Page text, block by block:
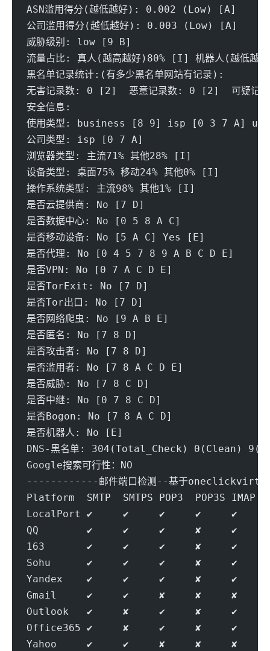
ASN滥用得分(越低越好): 0.002 (Low) [A]
公司滥用得分(越低越好): 0.003 (Low) [A]
威胁级别: low [9 B]
流量占比: 真人(越高越好)80% [I] 机器人(越低越
黑名单记录统计:(有多少黑名单网站有记录):
无害记录数: 0 [2]  恶意记录数: 0 [2]  可疑
安全信息:
使用类型: business [8 9] isp [0 3 7 A]
公司类型: isp [0 7 A]
浏览器类型: 主流71% 其他28% [I]
设备类型: 桌面75% 移动24% 其他0% [I]
操作系统类型: 主流98% 其他1% [I]
是否云提供商: No [7 D]
是否数据中心: No [0 5 8 A C]
是否移动设备: No [5 A C] Yes [E]
是否代理: No [0 4 5 7 8 9 A B C D E]
是否VPN: No [0 7 A C D E]
是否TorExit: No [7 D]
是否Tor出口: No [7 D]
是否网络爬虫: No [9 A B E]
是否匿名: No [7 8 D]
是否攻击者: No [7 8 D]
是否滥用者: No [7 8 A C D E]
是否威胁: No [7 8 C D]
是否中继: No [0 7 8 C D]
是否Bogon: No [7 8 A C D]
是否机器人: No [E]
DNS-黑名单: 304(Total_Check) 0(Clean)
Google搜索可行性：NO
------------邮件端口检测--基于
Platform  SMTP  SMTPS POP3  POP3S IMAP
LocalPort ✔     ✔     ✔     ✔     ✔
QQ        ✔     ✔     ✔     ✘     ✔
163       ✔     ✔     ✔     ✘     ✔
Sohu      ✔     ✔     ✔     ✘     ✔
Yandex    ✔     ✔     ✔     ✘     ✔
Gmail     ✔     ✔     ✘     ✘     ✘
Outlook   ✔     ✘     ✔     ✘     ✔
Office365 ✔     ✘     ✔     ✘     ✔
Yahoo     ✔     ✔     ✘     ✘     ✘